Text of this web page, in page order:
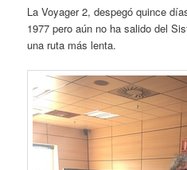
La Voyager 2, despegó quince
1977 pero aún no ha salido del
una ruta más lenta.